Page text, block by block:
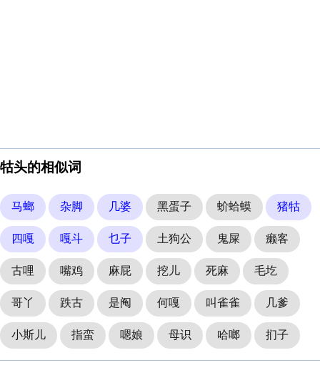
牯头的相似词
马螂 杂脚 几婆 黑蛋子 蚧蛤蟆 猪牯
四嘎 嘎斗 乜子 土狗公 鬼屎 癞客
古哩 嘴鸡 麻屁 挖儿 死麻 毛圪
哥丫 跌古 是阄 何嘎 叫雀雀 几爹
小斯儿 指蛮 嗯娘 母识 哈啷 扪子